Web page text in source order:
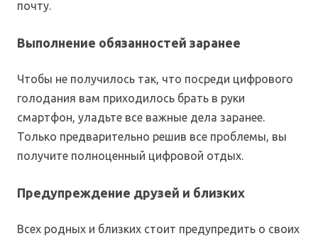
почту.
Выполнение обязанностей заранее
Чтобы не получилось так, что посреди цифрового
голодания вам приходилось брать в руки
смартфон, уладьте все важные дела заранее.
Только предварительно решив все проблемы, вы
получите полноценный цифровой отдых.
Предупреждение друзей и близких
Всех родных и близких стоит предупредить о своих